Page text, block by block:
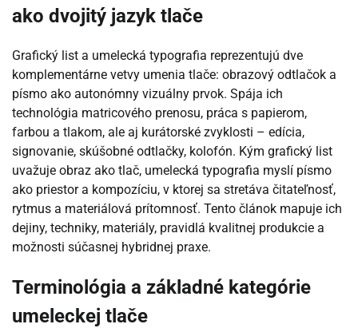
ako dvojitý jazyk tlače
Grafický list a umelecká typografia reprezentujú dve
komplementárne vetvy umenia tlače: obrazový odtlačok a
písmo ako autonómny vizuálny prvok. Spája ich
technológia matricového prenosu, práca s papierom,
farbou a tlakom, ale aj kurátorské zvyklosti – edícia,
signovanie, skúšobné odtlačky, kolofón. Kým grafický list
uvažuje obraz ako tlač, umelecká typografia myslí písmo
ako priestor a kompozíciu, v ktorej sa stretáva čitateľnosť,
rytmus a materiálová prítomnosť. Tento článok mapuje ich
dejiny, techniky, materiály, pravidlá kvalitnej produkcie a
možnosti súčasnej hybridnej praxe.
Terminológia a základné kategórie
umeleckej tlače